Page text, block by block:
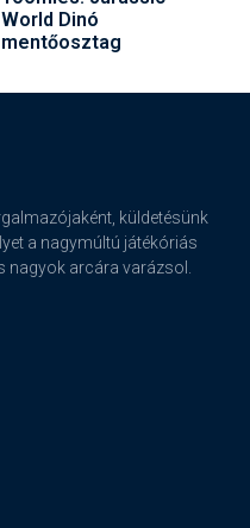
World Dinó
mentőosztag
küldetésünk
a nagymúltú játékóriás
nagyok arcára varázsol.